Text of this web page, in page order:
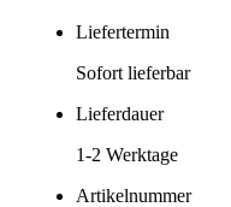
Liefertermin
Sofort lieferbar
Lieferdauer
1-2 Werktage
Artikelnummer